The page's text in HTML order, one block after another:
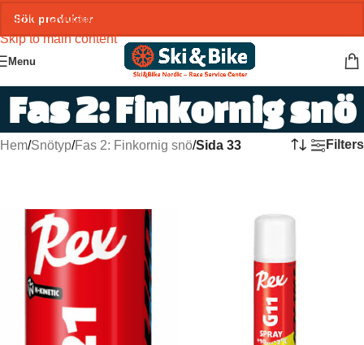
Skip to navigation
Skip to main content
Menu
Fas 2: Finkornig snö
Hem/Snötyp/Fas 2: Finkornig snö/Sida 33 Filters